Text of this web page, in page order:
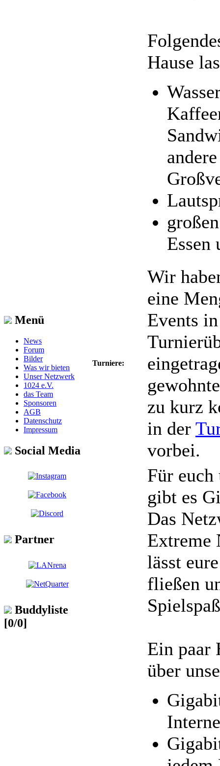
Menü
News
Forum
Bilder
Was wir bieten
Unser Netzwerk
1024 e.V.
das Team
Sponsoren
AGB
Datenschutz
Impressum
Social Media
Partner
Buddyliste
[0/0]
Hause
andere
Essen
Turniere:
Wir
eine
Events
zu kurz
in der
vorbei.
Für euch
gibt es
Das
Extreme
lässt
fließen
Ein paar
über